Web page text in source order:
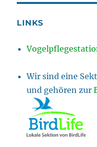
LINKS
Wir sind eine
und gehören zur